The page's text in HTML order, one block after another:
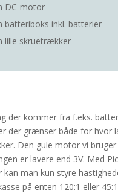
DC-motor
batteriboks inkl. batterier
lille skruetrækker
kommer fra f.eks.
der grænser både for
Den gule motor vi
er lavere end 3V. Med
man kun styre
på enten 120:1 eller